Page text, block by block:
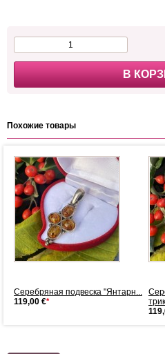
В
Похожие товары
Серебряная подвеска "Янтарн...
119,00 €*